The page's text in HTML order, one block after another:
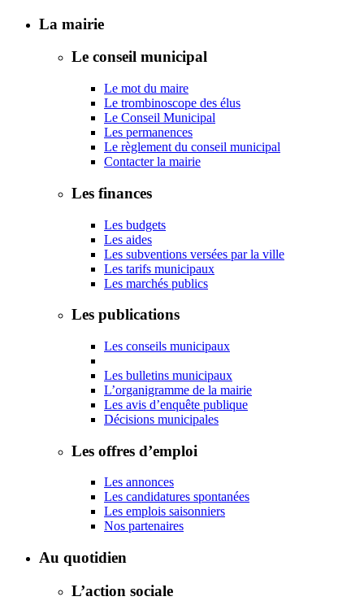
La mairie
Le conseil municipal
Le mot du maire
Le trombinoscope des élus
Le Conseil Municipal
Les permanences
Le règlement du conseil municipal
Contacter la mairie
Les finances
Les budgets
Les aides
Les subventions versées par la ville
Les tarifs municipaux
Les marchés publics
Les publications
Les conseils municipaux
Les bulletins municipaux
L’organigramme de la mairie
Les avis d’enquête publique
Décisions municipales
Les offres d’emploi
Les annonces
Les candidatures spontanées
Les emplois saisonniers
Nos partenaires
Au quotidien
L’action sociale